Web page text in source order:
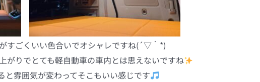
すごくいい色合いでオシャレですね(´▽｀*)
がりでとても軽自動車の車内とは思えないですね
と雰囲気が変わってそこもいい感じです